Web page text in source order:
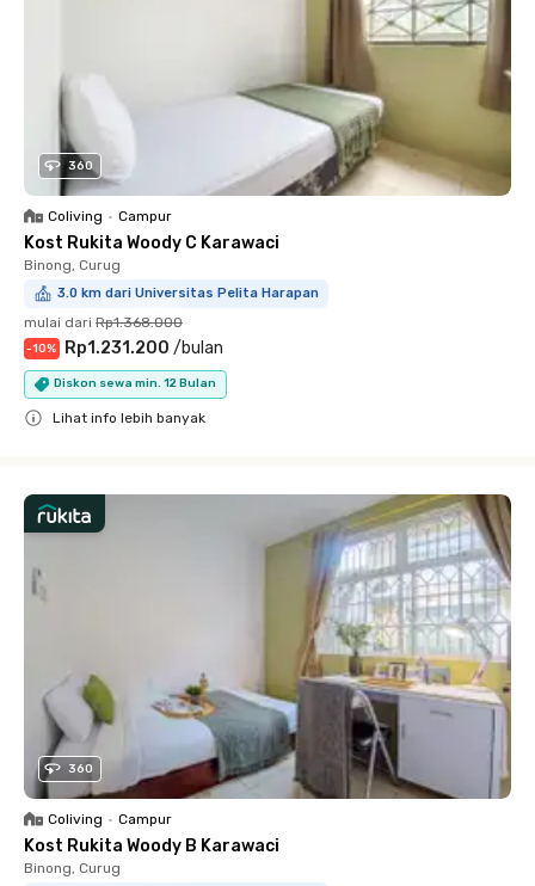
360
Coliving • Campur
Kost Rukita Woody C Karawaci
Binong, Curug
3.0 km dari Universitas Pelita Harapan
mulai dari Rp1.368.000
-10% Rp1.231.200 /bulan
Diskon sewa min. 12 Bulan
Lihat info lebih banyak
360
Coliving • Campur
Kost Rukita Woody B Karawaci
Binong, Curug